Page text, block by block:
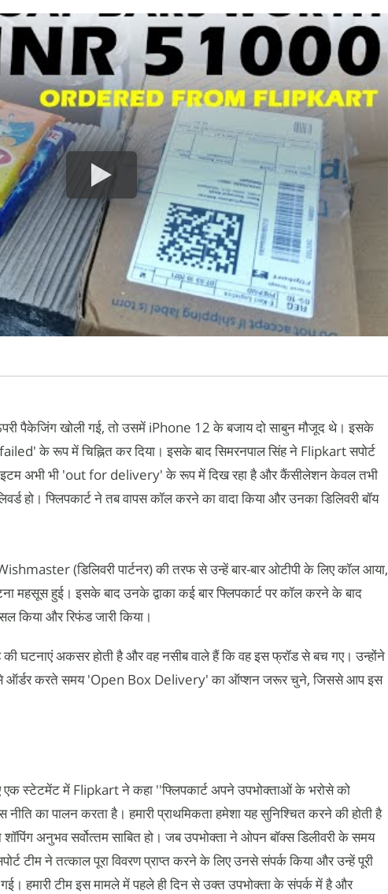
पैकेजिंग खोली गई, तो उसमें iPhone 12 के बजाय दो साबुन मौजूद थे। इसके
के रूप में चिह्नित कर दिया। इसके बाद सिमरनपाल सिंह ने Flipkart सपोर्ट
आइटम अभी भी 'out for delivery' के रूप में दिख रहा है और कैंसीलेशन केवल तभी
हो। फ्लिपकार्ट ने तब वापस कॉल करने का वादा किया और उनका डिलिवरी बॉय
(डिलिवरी पार्टनर) की तरफ से उन्हें बार-बार ओटीपी के लिए कॉल आया,
महसूस हुई। इसके बाद उनके द्वाका कई बार फ्लिपकार्ट पर कॉल करने के बाद
किया और रिफंड जारी किया।
घटनाएं अकसर होती है और वह नसीब वाले हैं कि वह इस फ्रॉड से बच गए। उन्होंने
ऑर्डर करते समय 'Open Box Delivery' का ऑप्शन जरूर चुने, जिससे आप इस
स्टेटमेंट में Flipkart ने कहा ''फ्लिपकार्ट अपने उपभोक्‍ताओं के भरोसे को
नीति का पालन करता है। हमारी प्राथमिकता हमेशा यह सुनिश्चित करने की होती है
अनुभव सर्वोत्‍तम साबित हो। जब उपभोक्‍ता ने ओपन बॉक्‍स डिलीवरी के समय
टीम ने तत्‍काल पूरा विवरण प्राप्‍त करने के लिए उनसे संपर्क किया और उन्‍हें पूरी
हमारी टीम इस मामले में पहले ही दिन से उक्‍त उपभोक्‍ता के संपर्क में है और